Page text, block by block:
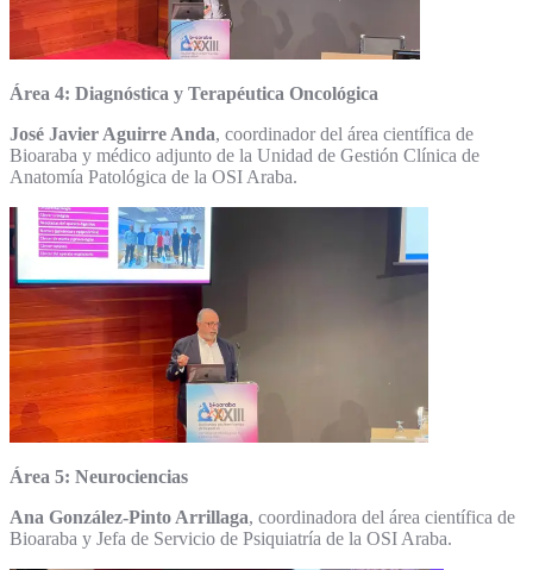
Área 4: Diagnóstica y Terapéutica Oncológica
José Javier Aguirre Anda, coordinador del área científica de
Bioaraba y médico adjunto de la Unidad de Gestión Clínica de
Anatomía Patológica de la OSI Araba.
Área 5: Neurociencias
Ana González-Pinto Arrillaga, coordinadora del área científica de
Bioaraba y Jefa de Servicio de Psiquiatría de la OSI Araba.